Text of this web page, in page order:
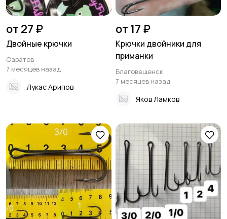
от 27 ₽
Двойные крючки
Саратов
7 месяцев назад
Лукас Арипов
от 17 ₽
Крючки двойники для
приманки
Благовещенск
7 месяцев назад
Яков Ламков